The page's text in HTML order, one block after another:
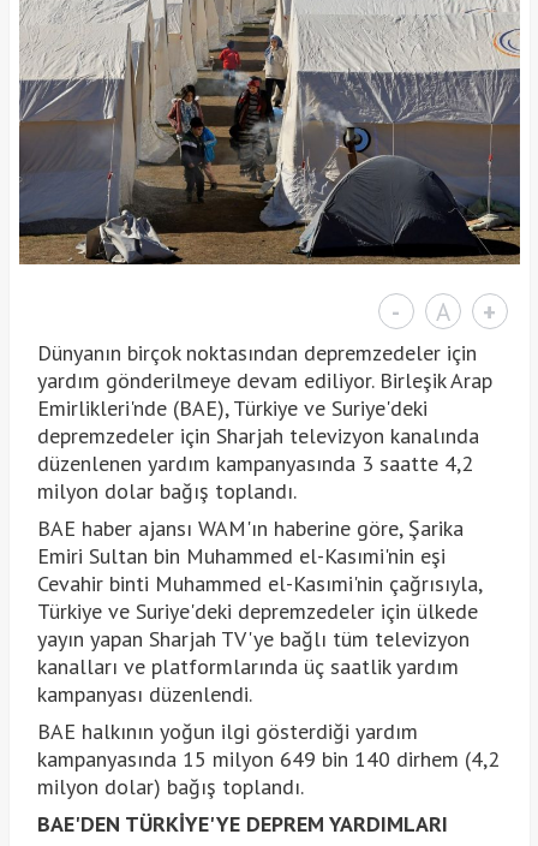
- A +
Dünyanın birçok noktasından depremzedeler için
yardım gönderilmeye devam ediliyor. Birleşik Arap
Emirlikleri'nde (BAE), Türkiye ve Suriye'deki
depremzedeler için Sharjah televizyon kanalında
düzenlenen yardım kampanyasında 3 saatte 4,2
milyon dolar bağış toplandı.
BAE haber ajansı WAM'ın haberine göre, Şarika
Emiri Sultan bin Muhammed el-Kasımi'nin eşi
Cevahir binti Muhammed el-Kasımi'nin çağrısıyla,
Türkiye ve Suriye'deki depremzedeler için ülkede
yayın yapan Sharjah TV'ye bağlı tüm televizyon
kanalları ve platformlarında üç saatlik yardım
kampanyası düzenlendi.
BAE halkının yoğun ilgi gösterdiği yardım
kampanyasında 15 milyon 649 bin 140 dirhem (4,2
milyon dolar) bağış toplandı.
BAE'DEN TÜRKİYE'YE DEPREM YARDIMLARI